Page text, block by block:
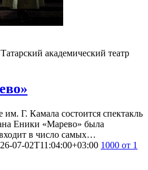
Татарский академический театр
им. Г. Камала состоится спектакль
Еники «Марево» была
в число самых…
07-02T11:04:00+03:00 1000 от 1